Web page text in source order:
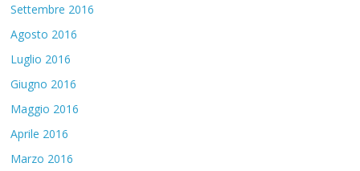
Settembre 2016
Agosto 2016
Luglio 2016
Giugno 2016
Maggio 2016
Aprile 2016
Marzo 2016